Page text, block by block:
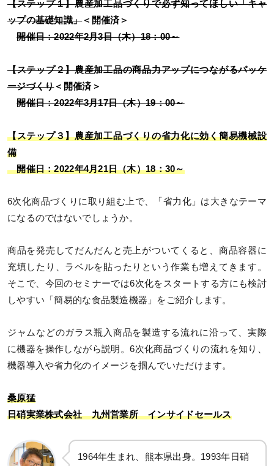
【ステップ１】農産加工品づくりで必ず知ってほしい「キャ
ップの基礎知識」＜開催済＞
開催日：2022年2月3日（木）18：00～
【ステップ２】農産加工品の商品力アップにつながるパッケ
ージづくり＜開催済＞
開催日：2022年3月17日（木）19：00～
【ステップ３】農産加工品づくりの省力化に効く簡易機械設
備
開催日：2022年4月21日（木）18：30～
6次化商品づくりに取り組む上で、「省力化」は大きなテーマ
になるのではないでしょうか。
商品を発売してだんだんと売上がついてくると、商品容器に
充填したり、ラベルを貼ったりという作業も増えてきます。
そこで、今回のセミナーでは6次化をスタートする方にも検討
しやすい「簡易的な食品製造機器」をご紹介します。
ジャムなどのガラス瓶入商品を製造する流れに沿って、実際
に機器を操作しながら説明。6次化商品づくりの流れを知り、
機器導入や省力化のイメージを掴んでいただけます。
桑原猛
日硝実業株式会社 九州営業所 インサイドセールス
1964年生まれ、熊本県出身。1993年日硝